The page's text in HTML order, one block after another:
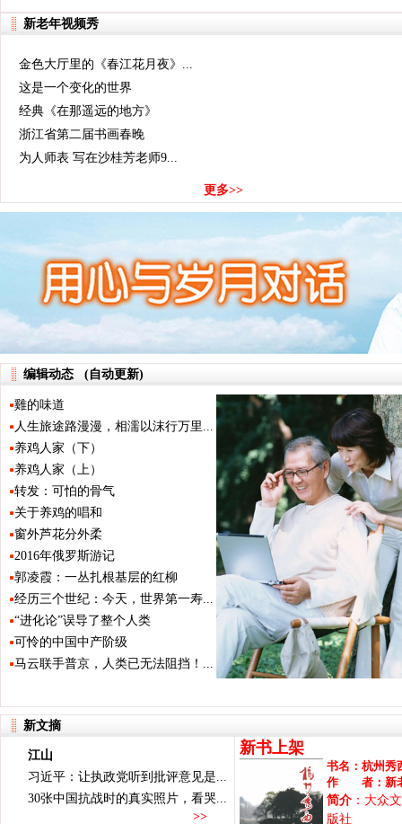
【答】长期包养就OK
立
新老年视频秀
金色大厅里的《春江花月夜》...
这是一个变化的世界
经典《在那遥远的地方》
浙江省第二届书画春晚
为人师表 写在沙桂芳老师9...
更多>>
编辑动态 (自动更新)
雞的味道
人生旅途路漫漫，相濡以沫行万里...
养鸡人家（下）
养鸡人家（上）
转发：可怕的骨气
关于养鸡的唱和
窗外芦花分外柔
2016年俄罗斯游记
郭凌霞：一丛扎根基层的红柳
经历三个世纪：今天，世界第一寿...
“进化论”误导了整个人类
可怜的中国中产阶级
马云联手普京，人类已无法阻挡！...
新文摘
江山
习近平：让执政党听到批评意见是...
30张中国抗战时的真实照片，看哭...
>>
新书上架
书名： 杭州秀
作 者： 新
简介 ：大众
版社